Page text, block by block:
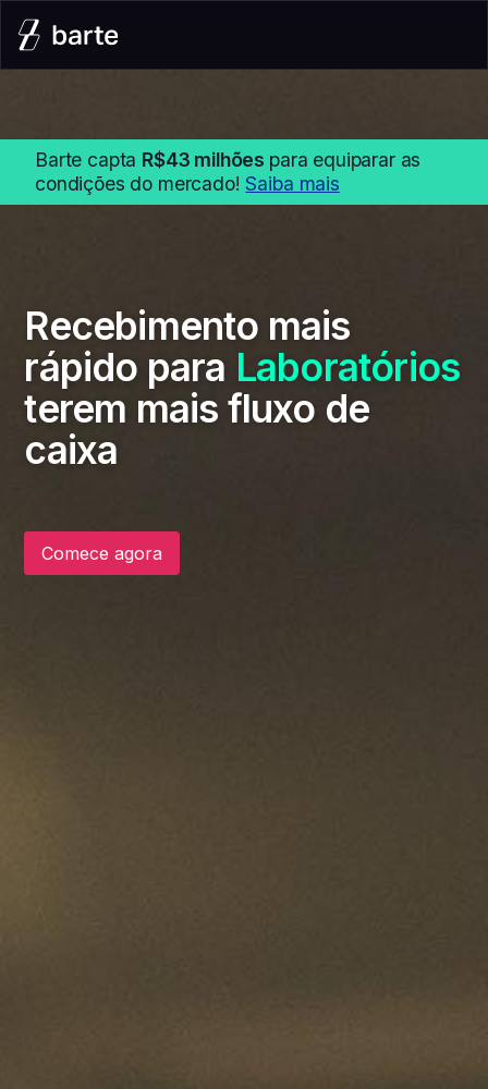
Barte capta R$43 milhões para equiparar as
condições do mercado!Saiba mais
Recebimento mais
rápido para Laboratórios
terem mais fluxo de
caixa
Comece agora